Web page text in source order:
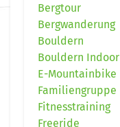
Bergtour
Bergwanderung
Bouldern
Bouldern Indoor
E-Mountainbike
Familiengruppe
Fitnesstraining
Freeride